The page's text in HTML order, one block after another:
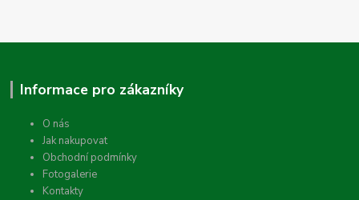
Informace pro zákazníky
O nás
Jak nakupovat
Obchodní podmínky
Fotogalerie
Kontakty